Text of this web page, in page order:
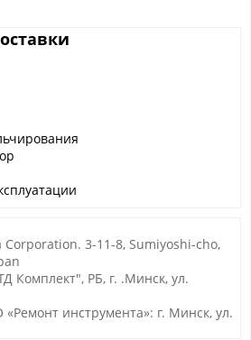
3-11-8, Sumiyoshi-cho,
Комплект", РБ, г. .Минск, ул.
инструмента»: г. Минск, ул.